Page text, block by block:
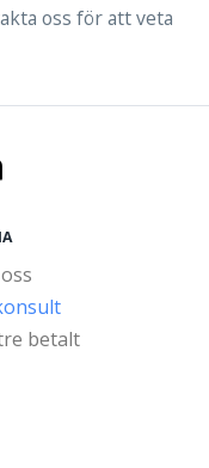
oss för att veta
betalt